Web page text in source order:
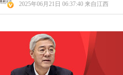
2025年06月21日 06:37:40 来自江西